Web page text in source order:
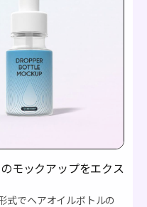
モックアップをエクス
式でヘアオイルボトルの